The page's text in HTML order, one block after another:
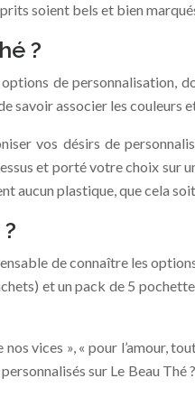
soient bels et bien
?
de personnalisation,
savoir associer les couleurs
vos désirs de
et porté votre choix sur
aucun plastique, que cela
de connaître les
et un pack de 5
vices », « pour l’amour,
sur Le Beau